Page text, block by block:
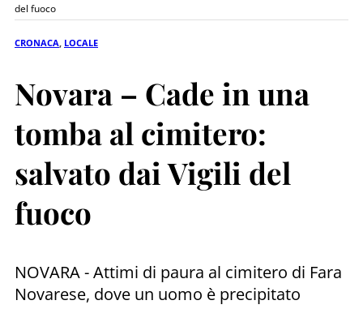
del fuoco
CRONACA LOCALE
Novara – Cade in una
tomba al cimitero:
salvato dai Vigili del
fuoco
NOVARA - Attimi di paura al cimitero di Fara
Novarese, dove un uomo è precipitato